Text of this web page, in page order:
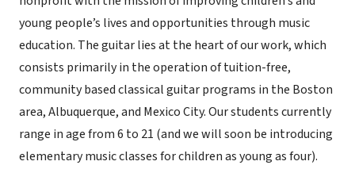
young people’s lives and opportunities through music
education. The guitar lies at the heart of our work, which
consists primarily in the operation of tuition-free,
community based classical guitar programs in the Boston
area, Albuquerque, and Mexico City. Our students currently
range in age from 6 to 21 (and we will soon be introducing
elementary music classes for children as young as four).